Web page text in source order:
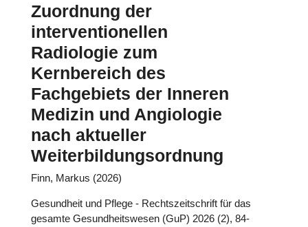
Zuordnung der
interventionellen
Radiologie zum
Kernbereich des
Fachgebiets der Inneren
Medizin und Angiologie
nach aktueller
Weiterbildungsordnung
Finn, Markus (2026)
Gesundheit und Pflege - Rechtszeitschrift für das
gesamte Gesundheitswesen (GuP) 2026 (2), 84-